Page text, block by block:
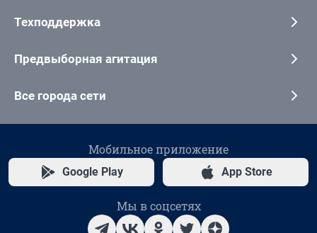
Техподдержка
Предвыборная агитация
Все города сети
Мобильное приложение
Google Play App Store
Мы в соцсетях